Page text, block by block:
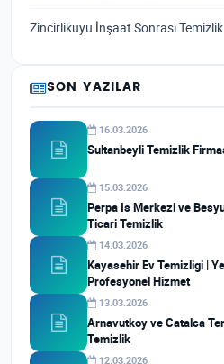
Zincirlikuyu İnşaat Sonrası Temizlik
SON YAZILAR
16.03.2026
Sultanbeyli Temizlik
15.03.2026
Perpa Is Merkezi ve
Ticari Temizlik
14.03.2026
Kayasehir Ev Temizligi |
Profesyonel Hizmet
13.03.2026
Arnavutkoy ve Catalca
Temizlik
12.03.2026